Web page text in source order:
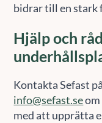
bidrar till en stark
Hjälp och
Kontakta Sefast
info@sefast.se
med att upprätta